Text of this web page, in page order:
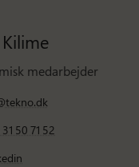
medarbejder
50 71 52